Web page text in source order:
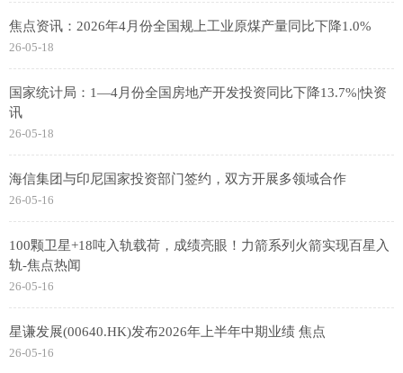
焦点资讯：2026年4月份全国规上工业原煤产量同比下降1.0%
26-05-18
国家统计局：1—4月份全国房地产开发投资同比下降13.7%|快资
讯
26-05-18
海信集团与印尼国家投资部门签约，双方开展多领域合作
26-05-16
100颗卫星+18吨入轨载荷，成绩亮眼！力箭系列火箭实现百星入
轨-焦点热闻
26-05-16
星谦发展(00640.HK)发布2026年上半年中期业绩 焦点
26-05-16